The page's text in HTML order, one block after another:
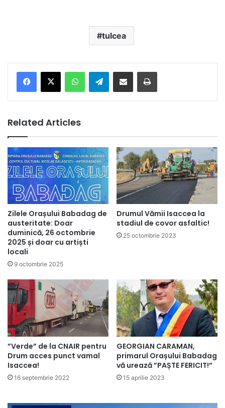
tulcea
Telegram
Related Articles
Zilele Orașului Babadag de
austeritate: Doar
duminică, 26 octombrie
2025 și doar cu artiști
locali
9 octombrie 2025
Drumul Vămii Isaccea la
stadiul de covor asfaltic!
25 octombrie 2023
”Verde” de la CNAIR pentru
Drum acces punct vamal
Isaccea!
16 septembrie 2022
GEORGIAN CARAMAN,
primarul Orașului Babadag
vă urează ”PAȘTE FERICIT!”
15 aprilie 2023